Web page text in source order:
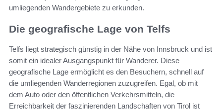
umliegenden Wandergebiete zu erkunden.
Die geografische Lage von Telfs
Telfs liegt strategisch günstig in der Nähe von Innsbruck und ist
somit ein idealer Ausgangspunkt für Wanderer. Diese
geografische Lage ermöglicht es den Besuchern, schnell auf
die umliegenden Wanderregionen zuzugreifen. Egal, ob mit
dem Auto oder den öffentlichen Verkehrsmitteln, die
Erreichbarkeit der faszinierenden Landschaften von Tirol ist